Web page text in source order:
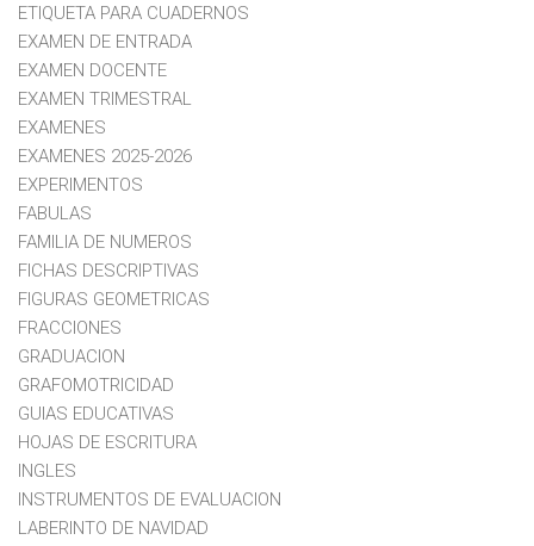
ETIQUETA PARA CUADERNOS
EXAMEN DE ENTRADA
EXAMEN DOCENTE
EXAMEN TRIMESTRAL
EXAMENES
EXAMENES 2025-2026
EXPERIMENTOS
FABULAS
FAMILIA DE NUMEROS
FICHAS DESCRIPTIVAS
FIGURAS GEOMETRICAS
FRACCIONES
GRADUACION
GRAFOMOTRICIDAD
GUIAS EDUCATIVAS
HOJAS DE ESCRITURA
INGLES
INSTRUMENTOS DE EVALUACION
LABERINTO DE NAVIDAD